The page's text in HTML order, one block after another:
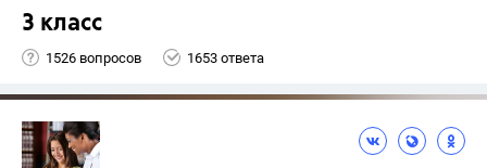
3 класс
1526 вопросов 1653 ответа